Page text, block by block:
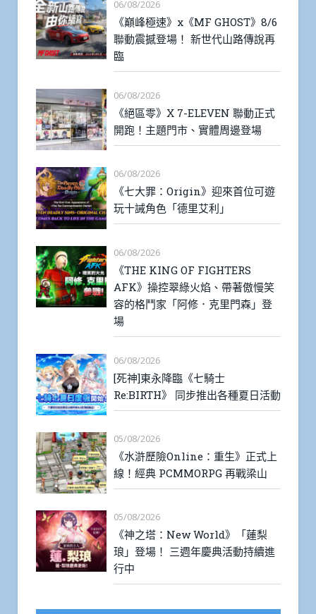
06/08/2026
《巔峰極速》x《MF GHOST》8/6
聯動震撼登場！ 新世代山路傳說再
臨
06/08/2026
《絕區零》X 7-ELEVEN 聯動正式
開跑！主題門市、實體周邊登場
06/08/2026
《七大罪：Origin》迎來首位可遊
玩十誡角色「德里艾利」
06/08/2026
《THE KING OF FIGHTERS
AFK》操控翠綠火焰、帶著傲慢笑
容的格鬥家「阿修．克里門森」登
場
06/08/2026
[死神]東永降臨《七騎士
Re:BIRTH》 同步推出各種夏日活動
05/08/2026
《水滸歷險Online：重生》正式上
線！經典 PCMMORPG 再戰梁山
05/08/2026
《神之塔：New World》「蓮梨
琅」登場！ 三週年慶典活動持續進
行中